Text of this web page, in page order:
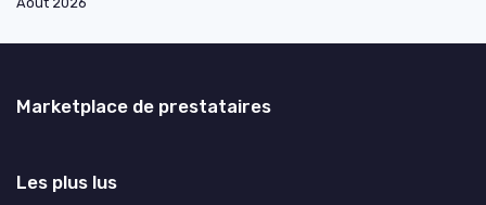
Marketplace de prestataires
Les plus lus